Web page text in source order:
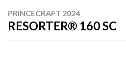
PRINCECRAFT 2024
RESORTER® 160 SC